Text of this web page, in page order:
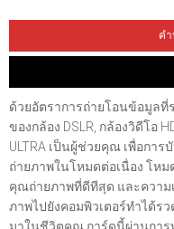
ค
ด้วยอัตราการถ่ายโอนข้อมูลที่
ของกล้อง DSLR, กล้องวิดีโอ
ULTRA เป็นผู้ช่วยคุณ เพื่อกา
ถ่ายภาพในโหมดต่อเนื่อง โหม
คุณถ่ายภาพที่ดีทีสุด และความ
ภาพไปยังคอมพิวเตอร์ทำได้ร